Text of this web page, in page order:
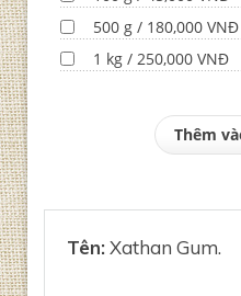
500 g / 180,000 VNĐ
1 kg / 250,000 VNĐ
Thêm
Tên:Xathan Gum.